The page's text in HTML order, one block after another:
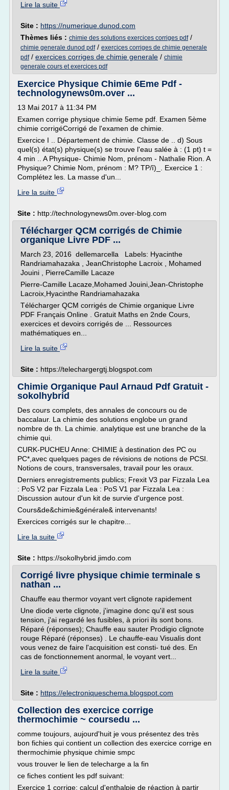
Lire la suite
Site : https://numerique.dunod.com
Thèmes liés : chimie des solutions exercices corriges pdf/
chimie generale dunod pdf/ exercices corriges de chimie generale
pdf/ exercices corriges de chimie generale / chimie
generale cours et exercices pdf
Exercice Physique Chimie 6Eme Pdf -
technologynews0m.over ...
13 Mai 2017 à 11:34 PM
Examen corrige physique chimie 5eme pdf. Examen 5ème
chimie corrigéCorrigé de l'examen de chimie.
Exercice I .. Département de chimie. Classe de .. d) Sous
quel(s) état(s) physique(s) se trouve l'eau salée à : (1 pt) t =
4 min .. A Physique- Chimie Nom, prénom - Nathalie Rion. A
Physique? Chimie Nom, prénom : M? TP/î)_. Exercice 1 :
Complétez les. La masse d'un...
Lire la suite
Site : http://technologynews0m.over-blog.com
Télécharger QCM corrigés de Chimie
organique Livre PDF ...
March 23, 2016 dellemarcella Labels: Hyacinthe
Randriamahazaka , JeanChristophe Lacroix , Mohamed
Jouini , PierreCamille Lacaze
Pierre-Camille Lacaze,Mohamed Jouini,Jean-Christophe
Lacroix,Hyacinthe Randriamahazaka
Télécharger QCM corrigés de Chimie organique Livre
PDF Français Online . Gratuit Maths en 2nde Cours,
exercices et devoirs corrigés de ... Ressources
mathématiques en...
Lire la suite
Site : https://telechargergtj.blogspot.com
Chimie Organique Paul Arnaud Pdf Gratuit -
sokolhybrid
Des cours complets, des annales de concours ou de
baccalaur. La chimie des solutions englobe un grand
nombre de th. La chimie. analytique est une branche de la
chimie qui.
CURK-PUCHEU Anne: CHIMIE à destination des PC ou
PC*,avec quelques pages de révisions de notions de PCSI.
Notions de cours, transversales, travail pour les oraux.
Derniers enregistrements publics; Frexit V3 par Fizzala Lea
: PoS V2 par Fizzala Lea : PoS V1 par Fizzala Lea :
Discussion autour d'un kit de survie d'urgence post.
Cours&de&chimie&générale& intervenants!
Exercices corrigés sur le chapitre...
Lire la suite
Site : https://sokolhybrid.jimdo.com
Corrigé livre physique chimie terminale s
nathan ...
Chauffe eau thermor voyant vert clignote rapidement
Une diode verte clignote, j'imagine donc qu'il est sous
tension, j'ai regardé les fusibles, à priori ils sont bons.
Réparé (réponses); Chauffe eau sauter Prodigio clignote
rouge Réparé (réponses) . Le chauffe-eau Visualis dont
vous venez de faire l'acquisition est consti- tué des. En
cas de fonctionnement anormal, le voyant vert...
Lire la suite
Site : https://electroniqueschema.blogspot.com
Collection des exercice corrige
thermochimie ~ coursedu ...
comme toujours, aujourd'huit je vous présentez des très
bon fichies qui contient un collection des exercice corrige en
thermochimie physique chimie smpc
vous trouver le lien de telecharge a la fin
ce fiches contient les pdf suivant:
Exercice 1 corrige: calcul d'enthalpie de réaction à partir